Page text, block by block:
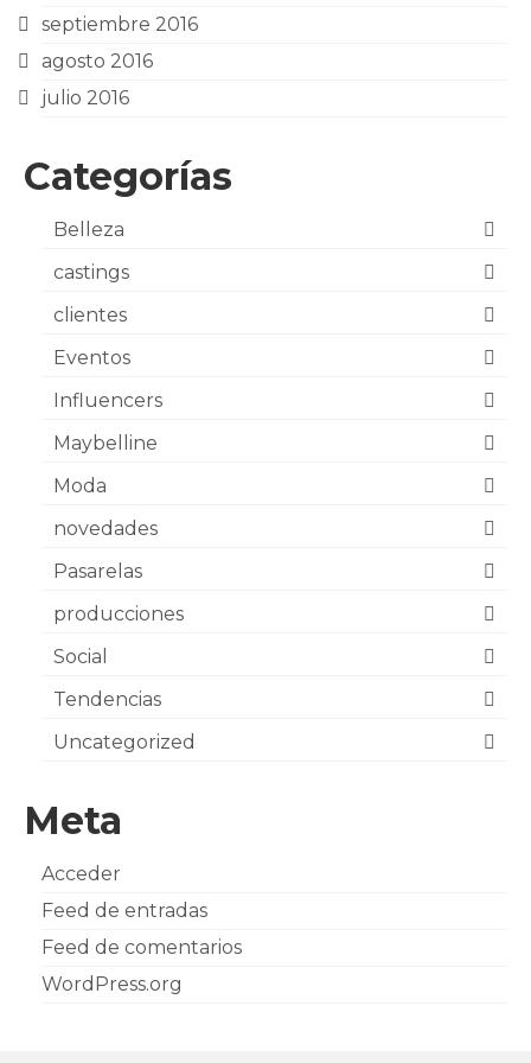
septiembre 2016
agosto 2016
julio 2016
Categorías
Belleza
castings
clientes
Eventos
Influencers
Maybelline
Moda
novedades
Pasarelas
producciones
Social
Tendencias
Uncategorized
Meta
Acceder
Feed de entradas
Feed de comentarios
WordPress.org